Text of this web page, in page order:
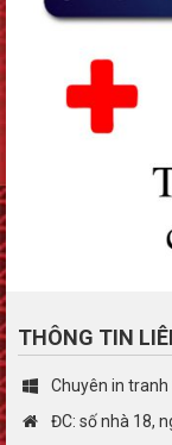
THÔNG TIN
Chuyên in tranh
ĐC: số nhà 18,